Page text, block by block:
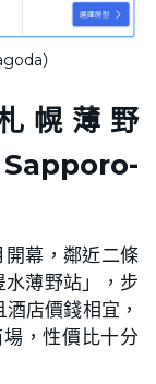
）
幌薄野
開幕，鄰近二條
薄野站」，步
店價錢相宜，
，性價比十分